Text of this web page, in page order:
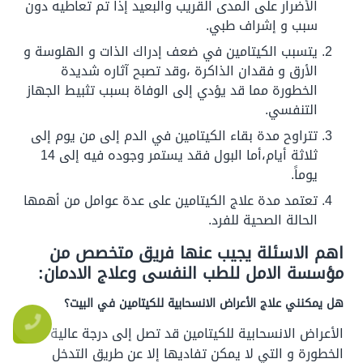
الأضرار على المدى القريب والبعيد إذا تم تعاطيه دون
سبب و إشراف طبي.
يتسبب الكيتامين في ضعف إدراك الذات و الهلوسة و
الأرق و فقدان الذاكرة ،وقد تصبح آثاره شديدة
الخطورة مما قد يؤدي إلى الوفاة بسبب تثبيط الجهاز
التنفسي.
تتراوح مدة بقاء الكيتامين في الدم إلى من يوم إلى
ثلاثة أيام،أما البول فقد يستمر وجوده فيه إلى 14
يوماً.
تعتمد مدة علاج الكيتامين على عدة عوامل من أهمها
الحالة الصحية للفرد.
اهم الاسئلة يجيب عنها فريق متخصص من
مؤسسة الامل للطب النفسى وعلاج الادمان:
هل يمكنني علاج الأعراض الانسحابية للكيتامين في البيت؟
الأعراض الانسحابية للكيتامين قد تصل إلى درجة عالية من
الخطورة و التي لا يمكن تفاديها إلا عن طريق التدخل